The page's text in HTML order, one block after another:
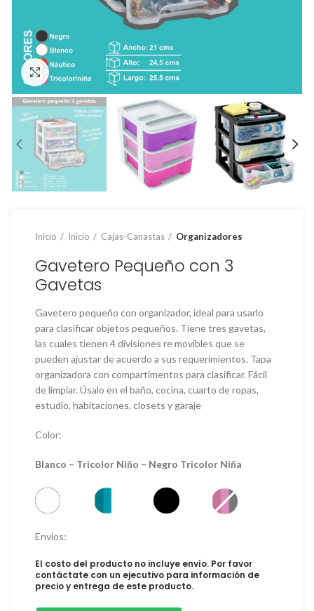
Clic para ampliar
Inicio Inicio Cajas-Canastas Organizadores
Gavetero Pequeño con 3
Gavetas
Gavetero pequeño con organizador, ideal para usarlo
para clasificar objetos pequeños. Tiene tres gavetas,
las cuales tienen 4 divisiones re movibles que se
pueden ajustar de acuerdo a sus requerimientos. Tapa
organizadora con compartimentos para clasificar. Fácil
de limpiar. Úsalo en el baño, cocina, cuarto de ropas,
estudio, habitaciones, closets y garaje
Color:
Blanco – Tricolor Niño – Negro Tricolor Niña
Envíos:
El costo del producto no incluye envío. Por favor
contáctate con un ejecutivo para información de
precio y entrega de este producto.